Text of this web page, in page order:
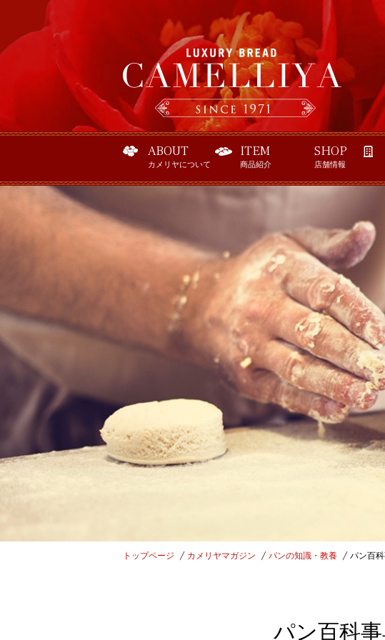
ABOUT
カメリヤについて
ITEM
商品紹介
SHOP
店舗情報
トップページ カメリヤマガジン パンの知識・教養 パン百
パン百科